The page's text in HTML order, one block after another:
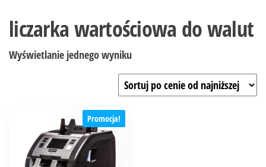
liczarka wartościowa do walut
Wyświetlanie jednego wyniku
Promocja!